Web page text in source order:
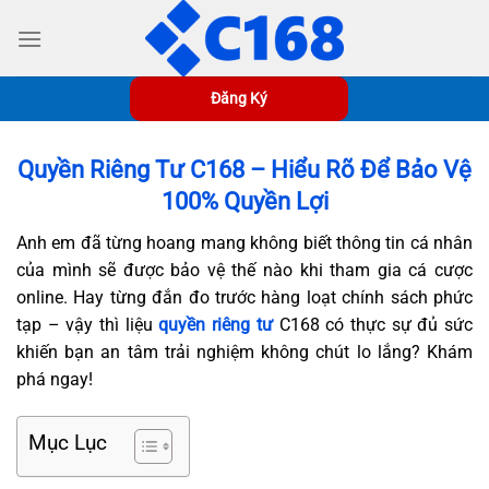
qua
Đăng Ký
Quyền Riêng Tư C168 – Hiểu Rõ Để Bảo Vệ
100% Quyền Lợi
Anh em đã từng hoang mang không biết thông tin cá nhân
của mình sẽ được bảo vệ thế nào khi tham gia cá cược
online. Hay từng đắn đo trước hàng loạt chính sách phức
tạp – vậy thì liệuquyền riêng tưC168 có thực sự đủ sức
khiến bạn an tâm trải nghiệm không chút lo lắng? Khám
phá ngay!
Mục Lục